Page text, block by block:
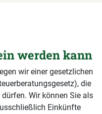
werden kann
wir einer gesetzlichen
die
Wir können Sie als
Einkünfte